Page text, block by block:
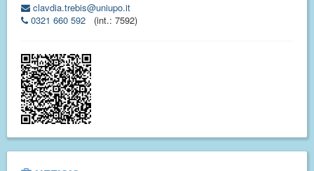
clavdia.trebis@uniupo.it
0321 660 592
(int.: 7592)